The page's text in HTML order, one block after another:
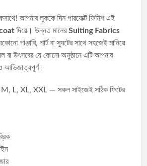
আপনার লুককে দিন পারফেক্ট ফিনিশ এই
দিয়ে। উন্নত মানেরSuiting Fabrics
পাঞ্জাবি, শার্ট বা স্যুটের সাথে সহজেই মানিয়ে
বা উৎসবের যে কোনো অনুষ্ঠানে এটি আপনার
আভিজাত্যপূর্ণ।
L, XL, XXL — সকল সাইজেই সঠিক ফিটের